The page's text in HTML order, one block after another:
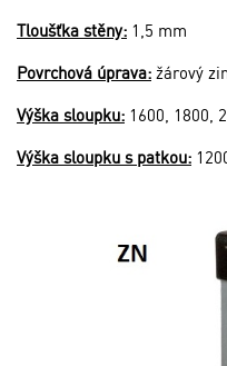
Tloušťka stěny: 1,5 mm
Povrchová úprava: žárový
Výška sloupku: 1600, 1800,
Výška sloupku s patkou: